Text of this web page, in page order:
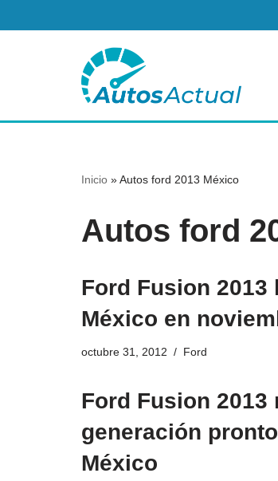
contenido
Inicio »Autos ford 2013 México
Autos ford
Ford Fusion 2013
México en
octubre 31, 2012 Ford
Ford Fusion 2013
generación
México